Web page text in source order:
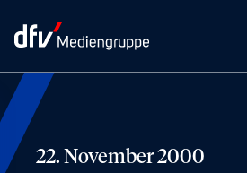
22. November 2000